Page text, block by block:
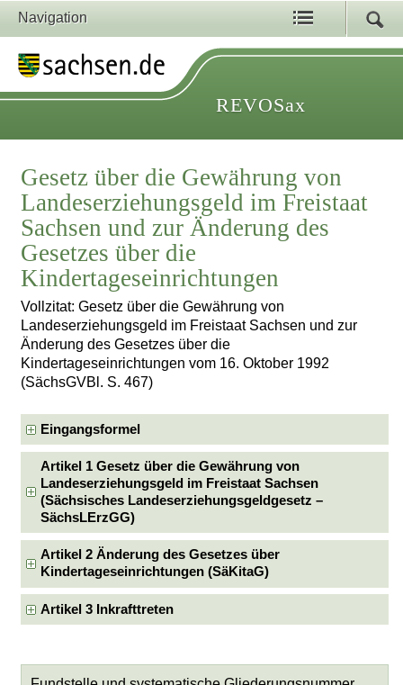
Navigation
REVOSax
Gesetz über die Gewährung von
Landeserziehungsgeld im Freistaat
Sachsen und zur Änderung des
Gesetzes über die
Kindertageseinrichtungen
Vollzitat: Gesetz über die Gewährung von
Landeserziehungsgeld im Freistaat Sachsen und zur
Änderung des Gesetzes über die
Kindertageseinrichtungen vom 16. Oktober 1992
(SächsGVBl. S. 467)
Eingangsformel
Artikel 1 Gesetz über die Gewährung von
Landeserziehungsgeld im Freistaat Sachsen
(Sächsisches Landeserziehungsgeldgesetz –
SächsLErzGG)
Artikel 2 Änderung des Gesetzes über
Kindertageseinrichtungen (SäKitaG)
Artikel 3 Inkrafttreten